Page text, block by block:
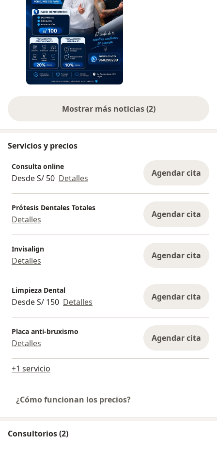
Mostrar más noticias (2)
Servicios y precios
Consulta online
Desde S/ 50 Detalles Agendar cita
Prótesis Dentales Totales
Detalles Agendar cita
Invisalign
Detalles Agendar cita
Limpieza Dental
Desde S/ 150 Detalles Agendar cita
Placa anti-bruxismo
Detalles Agendar cita
+1 servicio
¿Cómo funcionan los precios?
Consultorios (2)